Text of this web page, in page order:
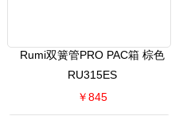
Rumi双簧管PRO PAC箱 棕色
RU315ES
￥845